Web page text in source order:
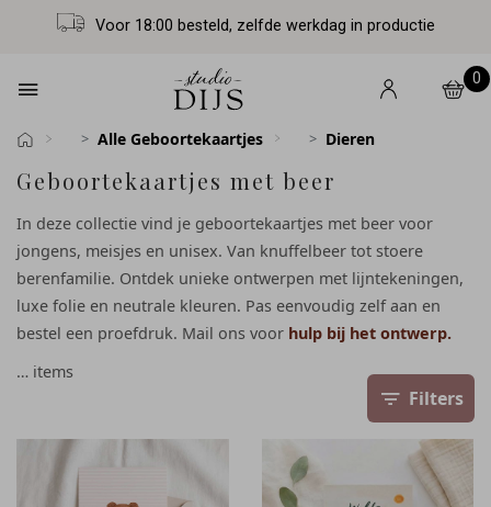
Voor 18:00 besteld, zelfde werkdag in productie
0
Alle Geboortekaartjes Dieren
Geboortekaartjes met beer
In deze collectie vind je geboortekaartjes met beer voor
jongens, meisjes en unisex. Van knuffelbeer tot stoere
berenfamilie. Ontdek unieke ontwerpen met lijntekeningen,
luxe folie en neutrale kleuren. Pas eenvoudig zelf aan en
bestel een proefdruk. Mail ons voor hulp bij het ontwerp.
… items
Filters